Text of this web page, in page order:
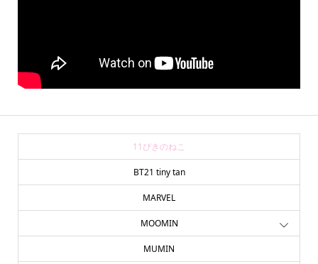
11ぴきのねこ
BT21 tiny tan
MARVEL
MOOMIN
MUMIN